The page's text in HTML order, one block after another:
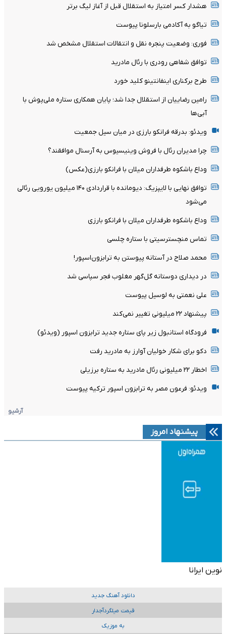
هشدار کسر امتیاز به استقلال قبل از آغاز لیگ برتر
تیاگو به آکادمی بارسلونا پیوست
فوری: وضعیت پنجره نقل و انتقالات استقلال مشخص شد
توافق شفاهی رودری با رئال مادرید
طرح برکناری اینفانتینو کلید خورد
رامین رضاییان از استقلال جدا شد؛ پایان همکاری ستاره ملی‌پوش با
آبی‌ها
ویدئو: بدرقه فرانکو بارزی در میان سیل جمعیت
چرا مدیران رئال با فروش وینیسیوس به آرسنال موافقند؟
وداع باشکوه طرفداران میلان با فرانکو بارزی(عکس)
توافق نهایی با لایپزیگ: دیومانده با قراردادی ۱۴۰ میلیون یورویی رئالی
می‌شود
وداع باشکوه طرفداران میلان با فرانکو بارزی
تماس منچسترسیتی با ستاره چلسی
محمد صلاح در آستانه پیوستن به ترابزون‌اسپور!
در دیداری دوستانه گل‌گهر مغلوب فجر سپاسی شد
علی نعمتی به لوسیل پیوست
پیشنهاد ۲۲ میلیونی تغییر نمی‌کند
فرودگاه استانبول زیر پای ستاره جدید ترابزون اسپور (ویدئو)
دکو برای شکار خولیان آوارز به مادرید رفت
اخطار ۲۲ میلیونی رئال مادرید به ستاره برزیلی
ویدئو: فرعون مصر به ترابزون اسپور ترکیه پیوست
آرشیو
پیشنهاد امروز
نوین ایرانا
دانلود آهنگ جدید
قیمت میلگردآجدار
به موزیک